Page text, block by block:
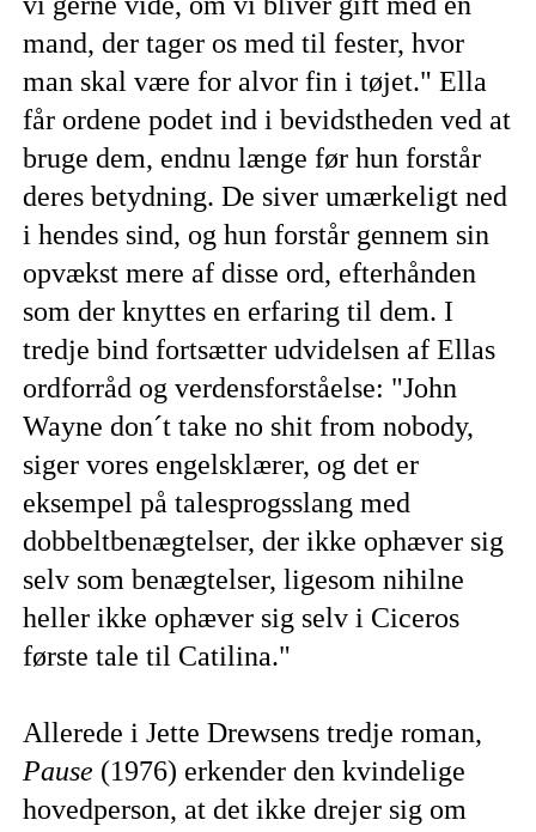
mand, der tager os med til fester, hvor
man skal være for alvor fin i tøjet." Ella
får ordene podet ind i bevidstheden ved at
bruge dem, endnu længe før hun forstår
deres betydning. De siver umærkeligt ned
i hendes sind, og hun forstår gennem sin
opvækst mere af disse ord, efterhånden
som der knyttes en erfaring til dem. I
tredje bind fortsætter udvidelsen af Ellas
ordforråd og verdensforståelse: "John
Wayne don´t take no shit from nobody,
siger vores engelsklærer, og det er
eksempel på talesprogsslang med
dobbeltbenægtelser, der ikke ophæver sig
selv som benægtelser, ligesom nihilne
heller ikke ophæver sig selv i Ciceros
første tale til Catilina."
Allerede i Jette Drewsens tredje roman,
Pause (1976) erkender den kvindelige
hovedperson, at det ikke drejer sig om